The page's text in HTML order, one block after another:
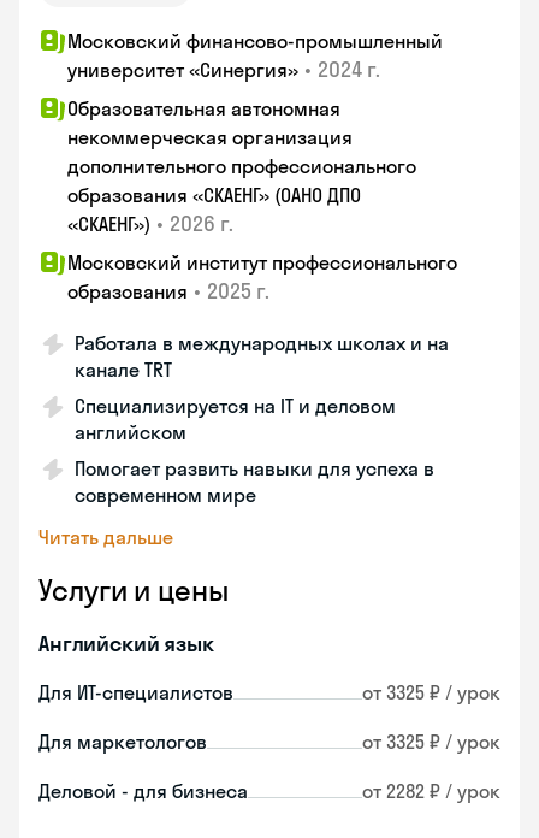
Московский финансово-промышленный
университет «Синергия» • 2024 г.
Образовательная автономная
некоммерческая организация
дополнительного профессионального
образования «СКАЕНГ» (ОАНО ДПО
«СКАЕНГ») • 2026 г.
Московский институт профессионального
образования • 2025 г.
Работала в международных школах и на
канале TRT
Специализируется на IT и деловом
английском
Помогает развить навыки для успеха в
современном мире
Читать дальше
Услуги и цены
Английский язык
Для ИТ-специалистов от 3325 ₽ / урок
Для маркетологов от 3325 ₽ / урок
Деловой - для бизнеса от 2282 ₽ / урок